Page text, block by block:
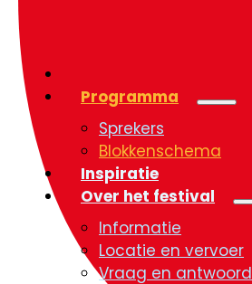
Programma
Sprekers
Blokkenschema
Inspiratie
Over het festival
Informatie
Locatie en vervoer
Vraag en antwoord